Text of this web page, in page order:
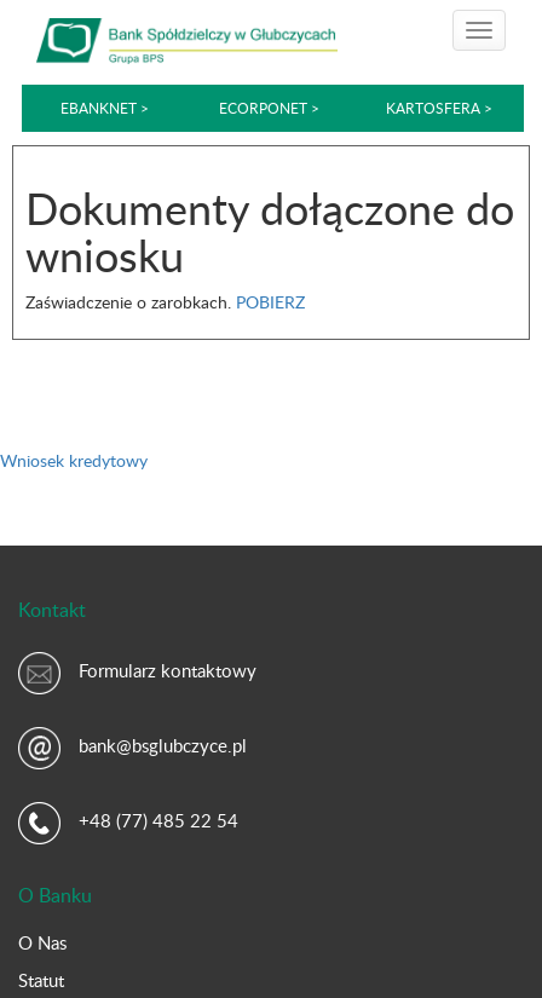
KARTOSFERA >
ECORPONET >
EBANKNET >
Dokumenty dołączone do
wniosku
Zaświadczenie o zarobkach. POBIERZ
wpisu
Wniosek kredytowy
Kontakt
Formularz kontaktowy
bank@bsglubczyce.pl
+48 (77) 485 22 54
O Banku
O Nas
Statut